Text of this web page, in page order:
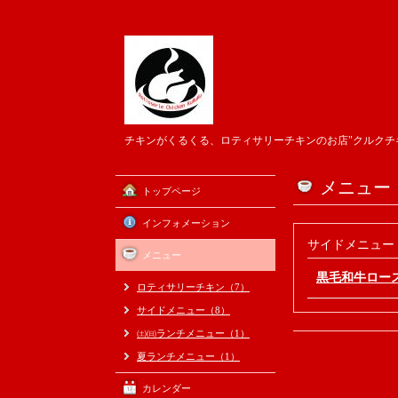
チキンがくるくる、ロティサリーチキンのお店"クルク
メニュー
サイドメニュー
黒毛和牛ロー
トップページ
インフォメーション
メニュー
ロティサリーチキン（7）
サイドメニュー（8）
㈯㈰ランチメニュー（1）
夏ランチメニュー（1）
カレンダー